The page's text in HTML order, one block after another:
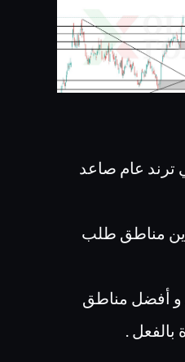
ترند عام صاعد
مناطق طلب
و أفضل مناطق
بالفعل .